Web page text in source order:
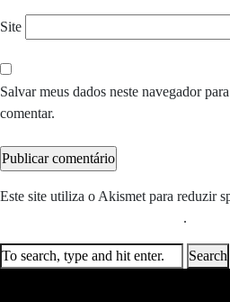
Site
Salvar meus dados neste navegador
comentar.
Este site utiliza o Akismet para reduzir
.
Search